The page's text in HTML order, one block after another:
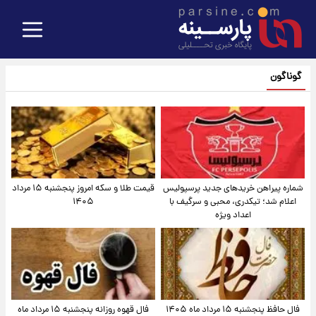
گوناگون
شماره پیراهن خریدهای جدید پرسپولیس
اعلام شد؛ تیکدری، محبی و سرگیف با
اعداد ویژه
قیمت طلا و سکه امروز پنجشنبه ۱۵ مرداد
۱۴۰۵
فال حافظ پنجشنبه ۱۵ مرداد ماه ۱۴۰۵ فال قهوه روزانه پنجشنبه ۱۵ مرداد ماه